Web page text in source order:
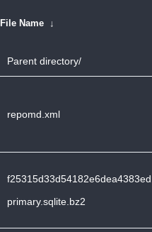
File Name ↓
Parent directory/
repomd.xml
primary.sqlite.bz2